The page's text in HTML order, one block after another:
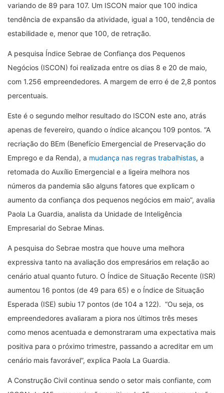
variando de 89 para 107. Um ISCON maior que 100 indica
tendência de expansão da atividade, igual a 100, tendência de
estabilidade e, menor que 100, de retração.
A pesquisa Índice Sebrae de Confiança dos Pequenos
Negócios (ISCON) foi realizada entre os dias 8 e 20 de maio,
com 1.256 empreendedores. A margem de erro é de 2,8 pontos
percentuais.
Este é o segundo melhor resultado do ISCON este ano, atrás
apenas de fevereiro, quando o índice alcançou 109 pontos. “A
recriação do BEm (Benefício Emergencial de Preservação do
Emprego e da Renda), a mudança nas regras trabalhistas, a
retomada do Auxílio Emergencial e a ligeira melhora nos
números da pandemia são alguns fatores que explicam o
aumento da confiança dos pequenos negócios em maio”, avalia
Paola La Guardia, analista da Unidade de Inteligência
Empresarial do Sebrae Minas.
A pesquisa do Sebrae mostra que houve uma melhora
expressiva tanto na avaliação dos empresários em relação ao
cenário atual quanto futuro. O Índice de Situação Recente (ISR)
aumentou 16 pontos (de 49 para 65) e o Índice de Situação
Esperada (ISE) subiu 17 pontos (de 104 a 122). “Ou seja, os
empreendedores avaliaram a piora nos últimos três meses
como menos acentuada e demonstraram uma expectativa mais
positiva para o próximo trimestre, passando a acreditar em um
cenário mais favorável”, explica Paola La Guardia.
A Construção Civil continua sendo o setor mais confiante, com